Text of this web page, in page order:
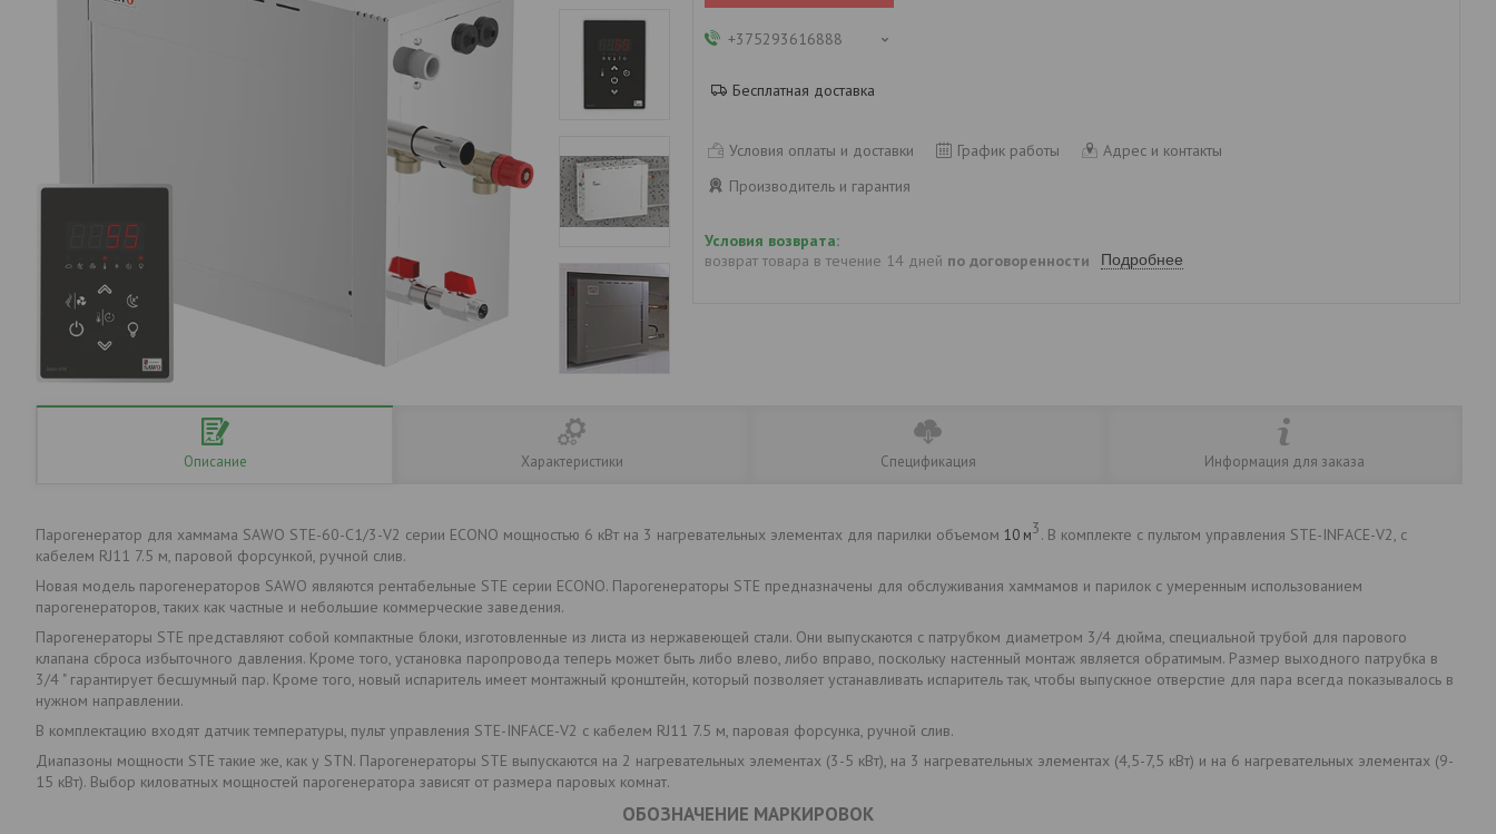
+375293616888
Бесплатная доставка
Условия оплаты и доставки График работы
Адрес и контакты
Производитель и гарантия
возврат товара в течение 14 дней по договоренности Подробнее
Описание Характеристики Спецификация Информация для заказа
Парогенератор для хаммама SAWO STE-60-C1/3-V2 серии ECONO мощностью 6 кВт на 3 нагревательных элементах для парилки объемом 10 м3. В комплекте с пультом управления STE-INFACE-V2, с
кабелем RJ11 7.5 м, паровой форсункой, ручной слив.
Новая модель парогенераторов SAWO являются рентабельные STE серии ECONO. Парогенераторы STE предназначены для обслуживания хаммамов и парилок с умеренным использованием
парогенераторов, таких как частные и небольшие коммерческие заведения.
Парогенераторы STE представляют собой компактные блоки, изготовленные из листа из нержавеющей стали. Они выпускаются с патрубком диаметром 3/4 дюйма, специальной трубой для парового
клапана сброса избыточного давления. Кроме того, установка паропровода теперь может быть либо влево, либо вправо, поскольку настенный монтаж является обратимым. Размер выходного патрубка в
3/4 " гарантирует бесшумный пар. Кроме того, новый испаритель имеет монтажный кронштейн, который позволяет устанавливать испаритель так, чтобы выпускное отверстие для пара всегда показывалось в
нужном направлении.
В комплектацию входят датчик температуры, пульт управления STE-INFACE-V2 с кабелем RJ11 7.5 м, паровая форсунка, ручной слив.
Диапазоны мощности STE такие же, как у STN. Парогенераторы STE выпускаются на 2 нагревательных элементах (3-5 кВт), на 3 нагревательных элементах (4,5-7,5 кВт) и на 6 нагревательных элементах (9-
15 кВт). Выбор киловатных мощностей парогенератора зависят от размера паровых комнат.
ОБОЗНАЧЕНИЕ МАРКИРОВОК